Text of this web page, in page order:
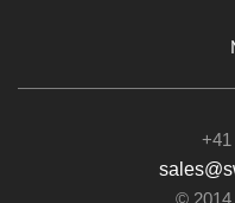
+41
© 2014